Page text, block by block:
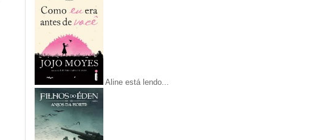
Aline está lendo...